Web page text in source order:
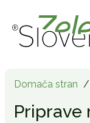
Domača stran /
Priprave